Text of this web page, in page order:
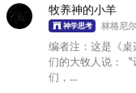
牧养神的小羊
神学思考 林格尼尔
编者注：这是《
们的大牧人说：
们，...